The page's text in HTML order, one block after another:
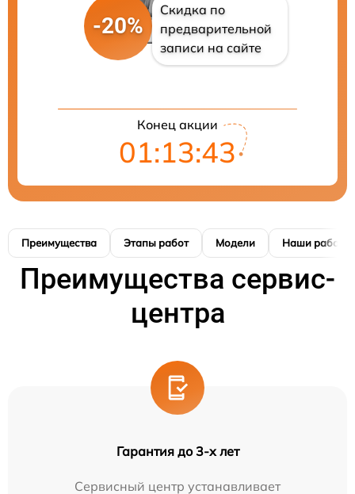
-20%
Скидка по
предварительной
записи на сайте
Конец акции
01:13:42
Преимущества Этапы работ Модели Наши работы
Преимущества сервис-
центра
Гарантия до 3-х лет
Сервисный центр устанавливает